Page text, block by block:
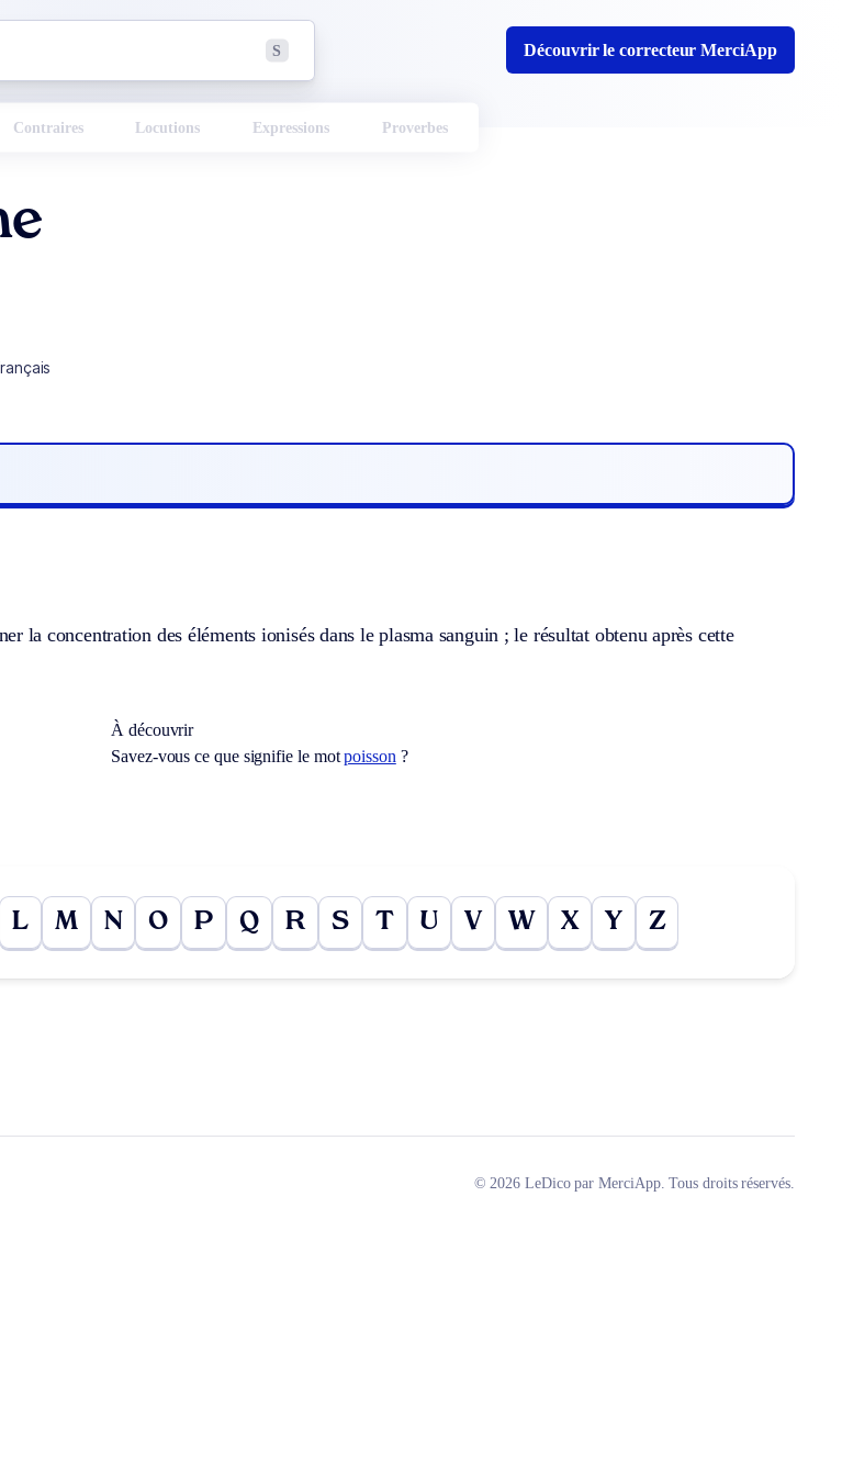
S Découvrir le correcteur MerciApp
Contraires Locutions Expressions Proverbes
la concentration des éléments ionisés dans le plasma sanguin ; le résultat obtenu après cette
À découvrir
Savez-vous ce que signifie le motpoisson ?
L M N O P Q R S T U V W X Y Z
© 2026 LeDico par MerciApp. Tous droits réservés.